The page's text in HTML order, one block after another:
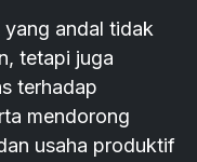
yang andal tidak
tetapi juga
terhadap
mendorong
usaha produktif